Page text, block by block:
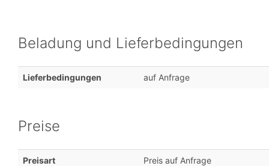
Beladung und Lieferbedingungen
Lieferbedingungen auf Anfrage
Preise
Preisart Preis auf Anfrage